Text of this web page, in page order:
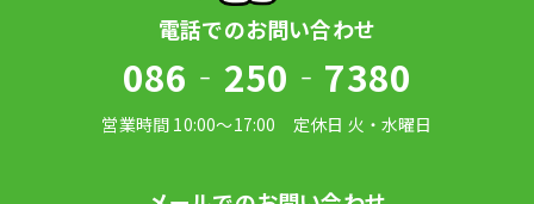
086‐250‐7380